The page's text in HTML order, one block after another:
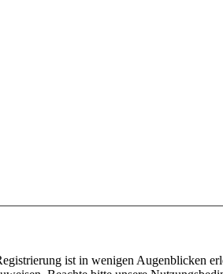
ist in wenigen Augenblicken